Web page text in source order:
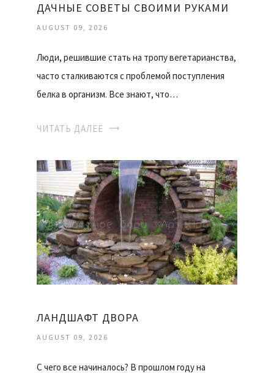
ДАЧНЫЕ СОВЕТЫ СВОИМИ РУКАМИ
AUGUST 09, 2026
Люди, решившие стать на тропу вегетарианства,
часто сталкиваются с проблемой поступления
белка в организм. Все знают, что…
ЧИТАТЬ ДАЛЕЕ
ЛАНДШАФТ ДВОРА
AUGUST 09, 2026
С чего все начиналось? В прошлом году на